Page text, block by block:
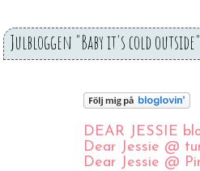
Julbloggen "Baby it's cold outside"
DEAR JESSIE
Dear Jessie @
Dear Jessie @